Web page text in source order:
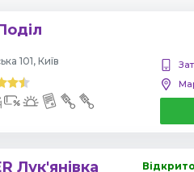
101, Київ
Лук'янівка Відкрито